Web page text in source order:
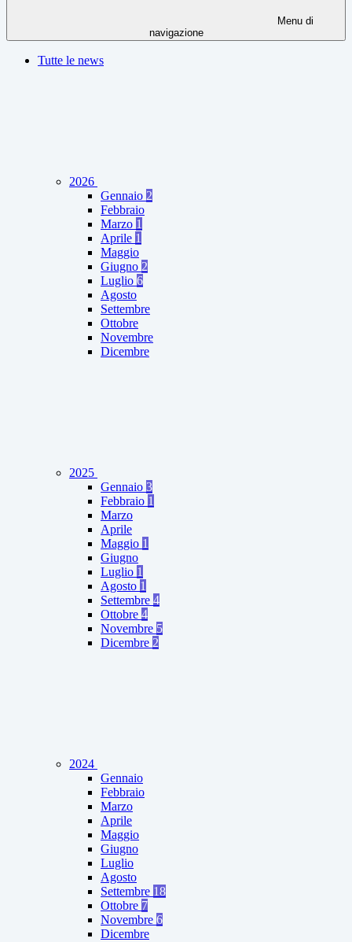
Menu di
navigazione
Tutte le news
2026
Gennaio 2
Febbraio
Marzo 1
Aprile 1
Maggio
Giugno 2
Luglio 6
Agosto
Settembre
Ottobre
Novembre
Dicembre
2025
Gennaio 3
Febbraio 1
Marzo
Aprile
Maggio 1
Giugno
Luglio 1
Agosto 1
Settembre 4
Ottobre 4
Novembre 5
Dicembre 2
2024
Gennaio
Febbraio
Marzo
Aprile
Maggio
Giugno
Luglio
Agosto
Settembre 18
Ottobre 7
Novembre 6
Dicembre